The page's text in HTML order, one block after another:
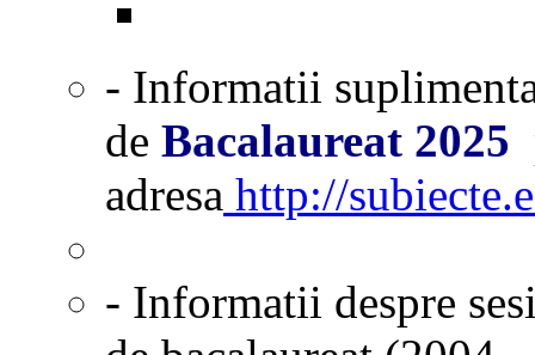
- Informatii
de Bacalaureat 2025
adresa http://
- Informatii despre